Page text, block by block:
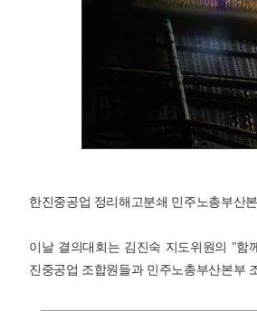
한진중공업 정리해고분쇄 민주노총부산
이날 결의대회는 김진숙 지도위원의 "함
진중공업 조합원들과 민주노총부산본부